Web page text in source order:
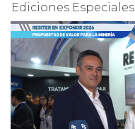
Ediciones Especiales